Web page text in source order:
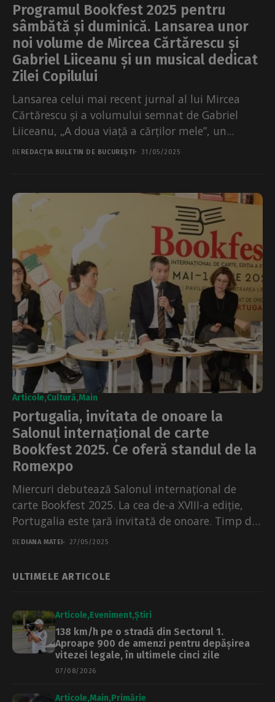
Programul Bookfest 2025 pentru
sâmbătă și duminică. Lansarea unor
noi volume de Mircea Cărtărescu și
Gabriel Liiceanu și un musical dedicat
Zilei Copilului
Lansarea celui mai recent jurnal al lui Mircea
Cărtărescu și a volumului semnat de Gabriel
Liiceanu, „A doua viață a cărților mele”, un...
DE REDACȚIA BULETIN DE BUCUREȘTI 31/05/2025
Articole Cultură Main
Portugalia, invitata de onoare la
Salonul internațional de carte
Bookfest 2025. Ce oferă standul de la
Romexpo
Miercuri debutează Salonul internațional de
carte Bookfest 2025. La cea de-a XVIII-a ediție,
Portugalia este țară invitată de onoare. Timp de
cinci zile,...
DE DIANA MATEI 27/05/2025
ULTIMELE ARTICOLE
Articole Eveniment Știri
138 km/h pe o stradă din Sectorul 1.
Aproape 900 de amenzi pentru depășirea
vitezei legale, în ultimele cinci zile
07/08/2026
Articole Main Primărie